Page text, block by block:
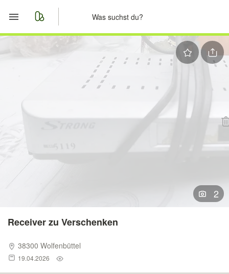
Anzeige aufgeben
2
Receiver zu Verschenken
38300 Wolfenbüttel
19.04.2026